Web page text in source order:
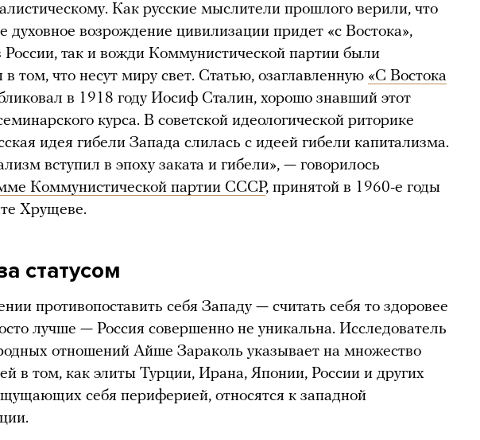
Как русские мыслители прошлого верили, что
духовное возрождение цивилизации придет «с Востока»,
России, так и вожди Коммунистической партии были
том, что несут миру свет. Статью, озаглавленную «С Востока
в 1918 году Иосиф Сталин, хорошо знавший этот
курса. В советской идеологической риторике
идея гибели Запада слилась с идеей гибели капитализма.
вступил в эпоху заката и гибели», — говорилось
Коммунистической партии СССР, принятой в 1960-е годы
Хрущеве.
статусом
противопоставить себя Западу — считать себя то здоровее
лучше — Россия совершенно не уникальна. Исследователь
отношений Айше Зараколь указывает на множество
в том, как элиты Турции, Ирана, Японии, России и других
себя периферией, относятся к западной